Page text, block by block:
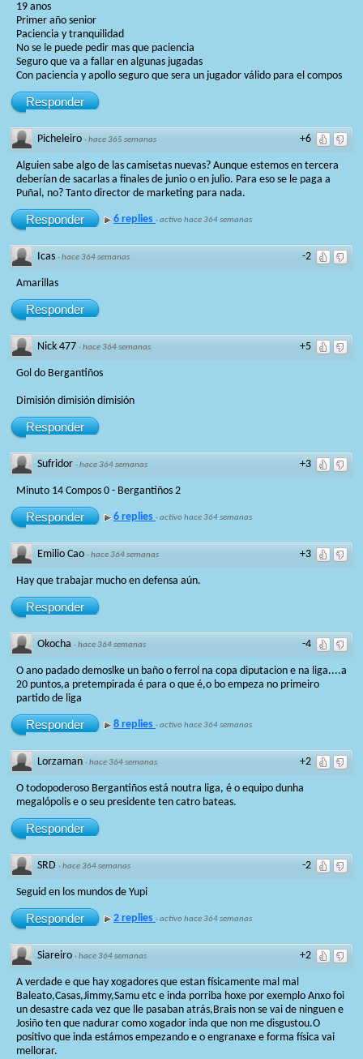
19 anos
Primer año senior
Paciencia y tranquilidad
No se le puede pedir mas que paciencia
Seguro que va a fallar en algunas jugadas
Con paciencia y apollo seguro que sera un jugador válido para el compos
Responder
+6
Picheleiro ·hace 365 semanas
Alguien sabe algo de las camisetas nuevas? Aunque estemos en tercera
deberían de sacarlas a finales de junio o en julio. Para eso se le paga a
Puñal, no? Tanto director de marketing para nada.
Responder 6 replies ·activo hace 364 semanas
-2
Icas ·hace 364 semanas
Amarillas
Responder
+5
Nick 477 ·hace 364 semanas
Gol do Bergantiños
Dimisión dimisión dimisión
Responder
+3
Sufridor ·hace 364 semanas
Minuto 14 Compos 0 - Bergantiños 2
Responder 6 replies ·activo hace 364 semanas
+3
Emilio Cao ·hace 364 semanas
Hay que trabajar mucho en defensa aún.
Responder
-4
Okocha ·hace 364 semanas
O ano padado demoslke un baño o ferrol na copa diputacion e na liga....a
20 puntos,a pretempirada é para o que é,o bo empeza no primeiro
partido de liga
Responder 8 replies ·activo hace 364 semanas
+2
Lorzaman ·hace 364 semanas
O todopoderoso Bergantiños está noutra liga, é o equipo dunha
megalópolis e o seu presidente ten catro bateas.
Responder
-2
SRD ·hace 364 semanas
Seguid en los mundos de Yupi
Responder 2 replies ·activo hace 364 semanas
+2
Siareiro ·hace 364 semanas
A verdade e que hay xogadores que estan físicamente mal mal
Baleato,Casas,Jimmy,Samu etc e inda porriba hoxe por exemplo Anxo foi
un desastre cada vez que lle pasaban atrás,Brais non se vai de ninguen e
Josiño ten que nadurar como xogador inda que non me disgustou.O
positivo que inda estámos empezando e o engranaxe e forma física vai
mellorar.